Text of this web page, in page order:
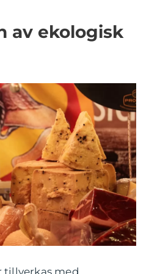
av ekologisk